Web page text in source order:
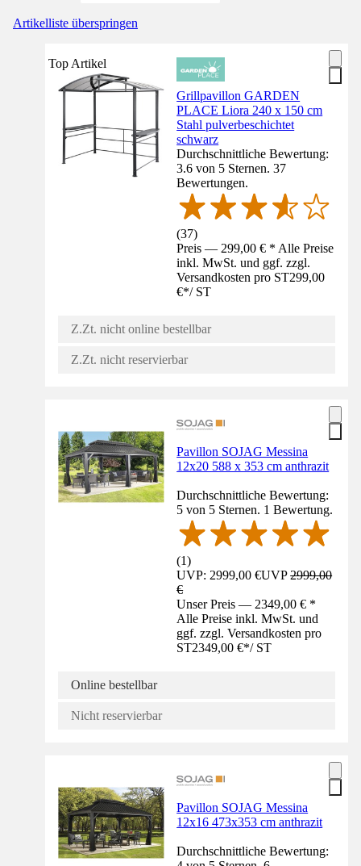
Artikelliste überspringen
Top Artikel
Grillpavillon GARDEN
PLACE Liora 240 x 150 cm
Stahl pulverbeschichtet
schwarz
Durchschnittliche Bewertung:
3.6 von 5 Sternen. 37
Bewertungen.
(37)
Preis — 299,00 € * Alle Preise
inkl. MwSt. und ggf. zzgl.
Versandkosten pro ST299,00
€*/ ST
Z.Zt. nicht online bestellbar
Z.Zt. nicht reservierbar
Pavillon SOJAG Messina
12x20 588 x 353 cm anthrazit
Durchschnittliche Bewertung:
5 von 5 Sternen. 1 Bewertung.
(1)
UVP: 2999,00 €UVP2999,00
€
Unser Preis — 2349,00 € *
Alle Preise inkl. MwSt. und
ggf. zzgl. Versandkosten pro
ST2349,00 €*/ ST
Online bestellbar
Nicht reservierbar
Pavillon SOJAG Messina
12x16 473x353 cm anthrazit
Durchschnittliche Bewertung: